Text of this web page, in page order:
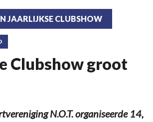
JAARLIJKSE CLUBSHOW
Clubshow groot
N.O.T. organiseerde 14,